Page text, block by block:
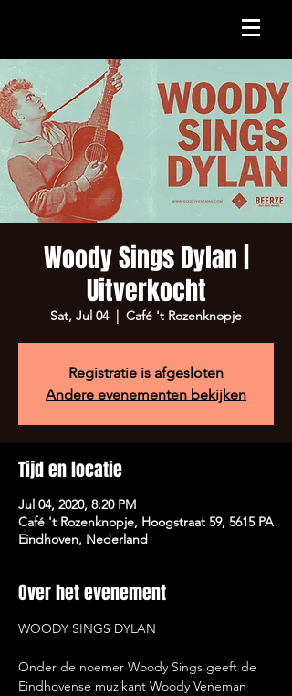
Woody Sings Dylan |
Uitverkocht
Sat, Jul 04
  |
Café 't Rozenknopje
Registratie is afgesloten
Andere evenementen bekijken
Tijd en locatie
Jul 04, 2020, 8:20 PM
Café 't Rozenknopje, Hoogstraat 59, 5615 PA
Eindhoven, Nederland
Over het evenement
WOODY SINGS DYLAN
Onder de noemer Woody Sings geeft de
Eindhovense muzikant Woody Veneman